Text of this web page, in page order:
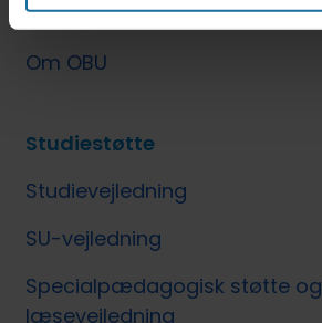
Om FVU
Om OBU
Studiestøtte
Studievejledning
SU-vejledning
Specialpædagogisk støtte og
læsevejledning